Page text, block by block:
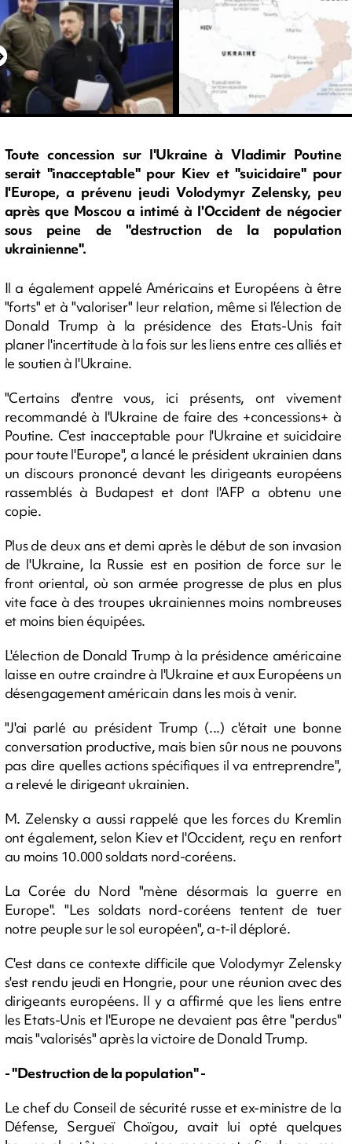
Toute concession sur l'Ukraine à Vladimir Poutine
serait "inacceptable" pour Kiev et "suicidaire" pour
l'Europe, a prévenu jeudi Volodymyr Zelensky, peu
après que Moscou a intimé à l'Occident de négocier
sous peine de "destruction de la population
ukrainienne".
Il a également appelé Américains et Européens à être
"forts" et à "valoriser" leur relation, même si l'élection de
Donald Trump à la présidence des Etats-Unis fait
planer l'incertitude à la fois sur les liens entre ces alliés et
le soutien à l'Ukraine.
"Certains d'entre vous, ici présents, ont vivement
recommandé à l'Ukraine de faire des +concessions+ à
Poutine. C'est inacceptable pour l'Ukraine et suicidaire
pour toute l'Europe", a lancé le président ukrainien dans
un discours prononcé devant les dirigeants européens
rassemblés à Budapest et dont l'AFP a obtenu une
copie.
Plus de deux ans et demi après le début de son invasion
de l'Ukraine, la Russie est en position de force sur le
front oriental, où son armée progresse de plus en plus
vite face à des troupes ukrainiennes moins nombreuses
et moins bien équipées.
L'élection de Donald Trump à la présidence américaine
laisse en outre craindre à l'Ukraine et aux Européens un
désengagement américain dans les mois à venir.
"J'ai parlé au président Trump (...) c'était une bonne
conversation productive, mais bien sûr nous ne pouvons
pas dire quelles actions spécifiques il va entreprendre",
a relevé le dirigeant ukrainien.
M. Zelensky a aussi rappelé que les forces du Kremlin
ont également, selon Kiev et l'Occident, reçu en renfort
au moins 10.000 soldats nord-coréens.
La Corée du Nord "mène désormais la guerre en
Europe". "Les soldats nord-coréens tentent de tuer
notre peuple sur le sol européen", a-t-il déploré.
C'est dans ce contexte difficile que Volodymyr Zelensky
s'est rendu jeudi en Hongrie, pour une réunion avec des
dirigeants européens. Il y a affirmé que les liens entre
les Etats-Unis et l'Europe ne devaient pas être "perdus"
mais "valorisés" après la victoire de Donald Trump.
- "Destruction de la population" -
Le chef du Conseil de sécurité russe et ex-ministre de la
Défense, Sergueï Choïgou, avait lui opté quelques